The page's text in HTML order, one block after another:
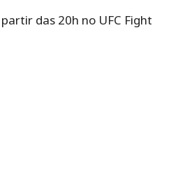
das 20h no UFC Fight